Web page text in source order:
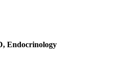
Endocrinology